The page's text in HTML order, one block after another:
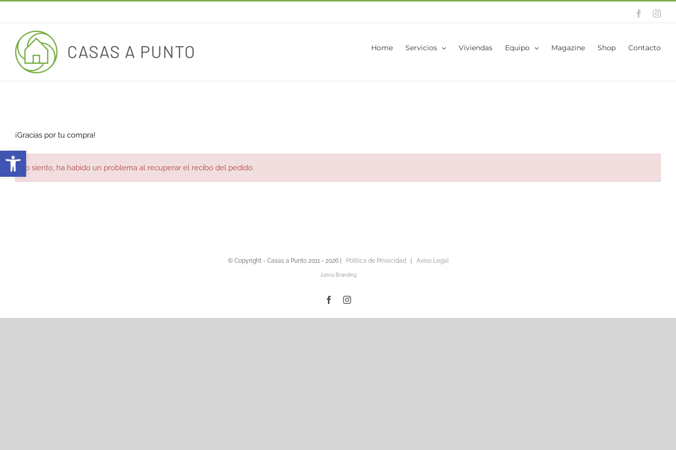
Abrir barra de herramientas
al
contenido
Facebook
Home Servicios Viviendas Equipo Magazine Shop Contacto
¡Gracias por tu compra!
Lo siento, ha habido un problema al recuperar el recibo del pedido.
© Copyright - Casas a Punto 2011 - 2026 | Política de Privacidad| Aviso Legal
Junna Branding
FacebookInstagram